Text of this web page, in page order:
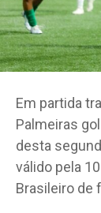
Em partida
Palmeiras
desta
válido pela
Brasileiro de